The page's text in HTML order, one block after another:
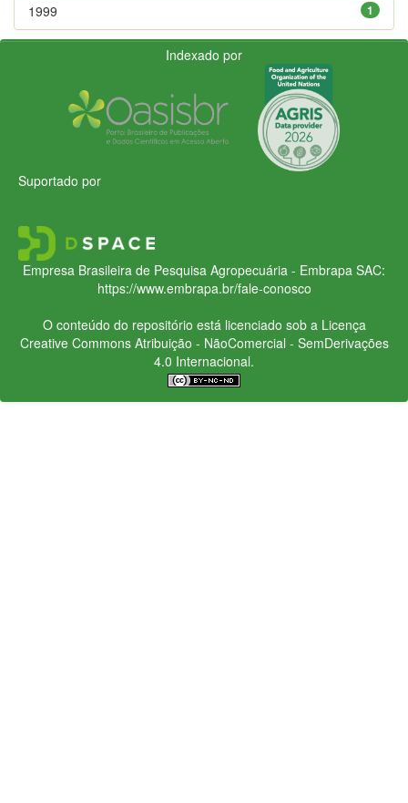
1
1999
Indexado por
Suportado por
Empresa Brasileira de Pesquisa Agropecuária - Embrapa SAC:
https://www.embrapa.br/fale-conosco
O conteúdo do repositório está licenciado sob a Licença
Creative CommonsAtribuição - NãoComercial - SemDerivações
4.0 Internacional.